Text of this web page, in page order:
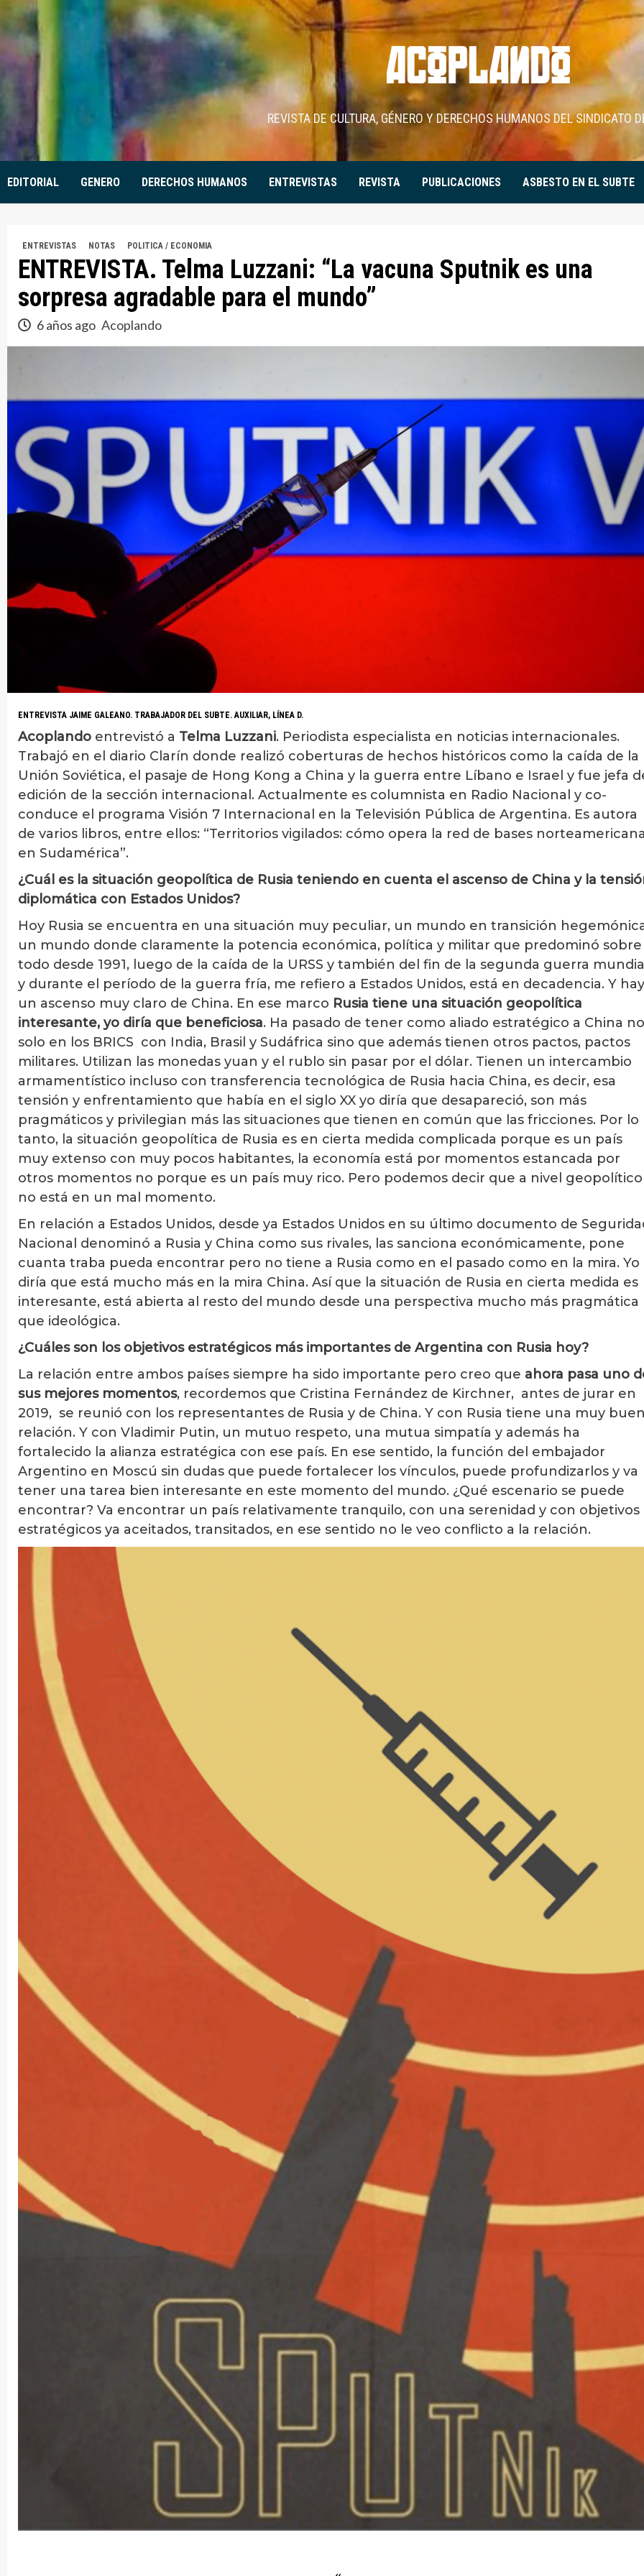
Skip
to
REVISTA DE CULTURA, GÉNERO Y DERECHOS HUMANOS DEL SINDICATO
EDITORIAL GENERO DERECHOS HUMANOS ENTREVISTAS REVISTA PUBLICACIONES ASBESTO EN EL SUBTE
ENTREVISTAS NOTAS POLITICA / ECONOMIA
ENTREVISTA. Telma Luzzani: “La vacuna Sputnik es una
sorpresa agradable para el mundo”
6 años ago Acoplando
ENTREVISTA JAIME GALEANO. TRABAJADOR DEL SUBTE. AUXILIAR, LÍNEA D.
Acoplando entrevistó a Telma Luzzani. Periodista especialista en noticias internacionales.
Trabajó en el diario Clarín donde realizó coberturas de hechos históricos como la caída de la
Unión Soviética, el pasaje de Hong Kong a China y la guerra entre Líbano e Israel y fue jefa
edición de la sección internacional. Actualmente es columnista en Radio Nacional y co-
conduce el programa Visión 7 Internacional en la Televisión Pública de Argentina. Es autora
de varios libros, entre ellos: “Territorios vigilados: cómo opera la red de bases
en Sudamérica”.
¿Cuál es la situación geopolítica de Rusia teniendo en cuenta el ascenso de China y la
diplomática con Estados Unidos?
Hoy Rusia se encuentra en una situación muy peculiar, un mundo en transición
un mundo donde claramente la potencia económica, política y militar que predominó sobre
todo desde 1991, luego de la caída de la URSS y también del fin de la segunda guerra
y durante el período de la guerra fría, me refiero a Estados Unidos, está en decadencia. Y hay
un ascenso muy claro de China. En ese marco Rusia tiene una situación geopolítica
interesante, yo diría que beneficiosa. Ha pasado de tener como aliado estratégico a China no
solo en los BRICS con India, Brasil y Sudáfrica sino que además tienen otros pactos, pactos
militares. Utilizan las monedas yuan y el rublo sin pasar por el dólar. Tienen un intercambio
armamentístico incluso con transferencia tecnológica de Rusia hacia China, es decir, esa
tensión y enfrentamiento que había en el siglo XX yo diría que desapareció, son más
pragmáticos y privilegian más las situaciones que tienen en común que las fricciones. Por lo
tanto, la situación geopolítica de Rusia es en cierta medida complicada porque es un país
muy extenso con muy pocos habitantes, la economía está por momentos estancada por
otros momentos no porque es un país muy rico. Pero podemos decir que a nivel geopolítico
no está en un mal momento.
En relación a Estados Unidos, desde ya Estados Unidos en su último documento de
Nacional denominó a Rusia y China como sus rivales, las sanciona económicamente, pone
cuanta traba pueda encontrar pero no tiene a Rusia como en el pasado como en la mira. Yo
diría que está mucho más en la mira China. Así que la situación de Rusia en cierta medida es
interesante, está abierta al resto del mundo desde una perspectiva mucho más pragmática
que ideológica.
¿Cuáles son los objetivos estratégicos más importantes de Argentina con Rusia hoy?
La relación entre ambos países siempre ha sido importante pero creo que ahora pasa uno
sus mejores momentos, recordemos que Cristina Fernández de Kirchner, antes de jurar en
2019, se reunió con los representantes de Rusia y de China. Y con Rusia tiene una muy
relación. Y con Vladimir Putin, un mutuo respeto, una mutua simpatía y además ha
fortalecido la alianza estratégica con ese país. En ese sentido, la función del embajador
Argentino en Moscú sin dudas que puede fortalecer los vínculos, puede profundizarlos y va
tener una tarea bien interesante en este momento del mundo. ¿Qué escenario se puede
encontrar? Va encontrar un país relativamente tranquilo, con una serenidad y con objetivos
estratégicos ya aceitados, transitados, en ese sentido no le veo conflicto a la relación.